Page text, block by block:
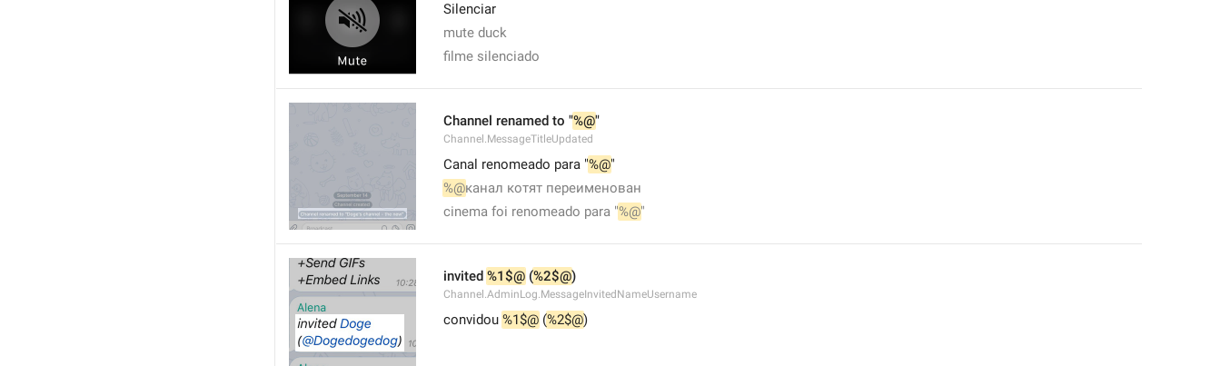
Silenciar
mute duck
filme silenciado
Channel renamed to "%@"
Channel.MessageTitleUpdated
Canal renomeado para "%@"
%@канал котят переименован
cinema foi renomeado para "%@"
invited %1$@ (%2$@)
Channel.AdminLog.MessageInvitedNameUsername
convidou %1$@ (%2$@)